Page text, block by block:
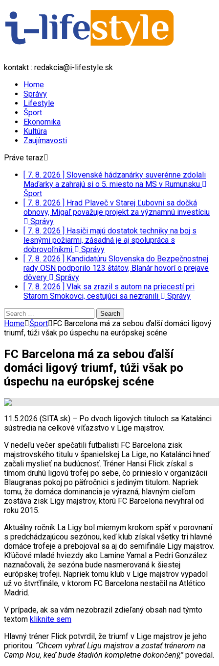
kontakt : redakcia@i-lifestyle.sk
Home
Správy
Lifestyle
Šport
Ekonomika
Kultúra
Zaujímavosti
Práve teraz
[ 7. 8. 2026 ] Slovenské hádzanárky suverénne zdolali
Maďarky a zahrajú si o 5. miesto na MS v Rumunsku
Šport
[ 7. 8. 2026 ] Hrad Plaveč v Starej Ľubovni sa dočká
obnovy, Migaľ považuje projekt za významnú investíciu
Správy
[ 7. 8. 2026 ] Hasiči majú dostatok techniky na boj s
lesnými požiarmi, zásadná je aj spolupráca s
dobrovoľníkmi
Správy
[ 7. 8. 2026 ] Kandidatúru Slovenska do Bezpečnostnej
rady OSN podporilo 123 štátov, Blanár hovorí o prejave
dôvery
Správy
[ 7. 8. 2026 ] Vlak sa zrazil s autom na priecestí pri
Starom Smokovci, cestujúci sa nezranili
Správy
Search
for:
Home Šport FC Barcelona má za sebou ďalší domáci ligový
triumf, túži však po úspechu na európskej scéne
FC Barcelona má za sebou ďalší
domáci ligový triumf, túži však po
úspechu na európskej scéne
11.5.2026 (SITA.sk) – Po dvoch ligových tituloch sa Katalánci
sústredia na celkové víťazstvo v Lige majstrov.
V nedeľu večer spečatili futbalisti FC Barcelona zisk
majstrovského titulu v španielskej La Lige, no Katalánci hneď
začali myslieť na budúcnosť. Tréner Hansi Flick získal s
tímom druhú ligovú trofej po sebe, čo prinieslo v organizácii
Blaugranas pokoj po päťročnici s jediným titulom. Napriek
tomu, že domáca dominancia je výrazná, hlavným cieľom
zostáva zisk Ligy majstrov, ktorú FC Barcelona nevyhral od
roku 2015.
Aktuálny ročník La Ligy bol miernym krokom späť v porovnaní
s predchádzajúcou sezónou, keď klub získal všetky tri hlavné
domáce trofeje a prebojoval sa aj do semifinále Ligy majstrov.
Kľúčové mladé hviezdy ako Lamine Yamal a Pedri González
naznačovali, že sezóna bude nasmerovaná k šiestej
európskej trofeji. Napriek tomu klub v Lige majstrov vypadol
už vo štvrťfinále, v ktorom FC Barcelona nestačil na Atlético
Madrid.
V prípade, ak sa vám nezobrazil zdieľaný obsah nad týmto
textom kliknite sem
Hlavný tréner Flick potvrdil, že triumf v Lige majstrov je jeho
prioritou. “Chcem vyhrať Ligu majstrov a zostať trénerom na
Camp Nou, keď bude štadión kompletne dokončený,”povedal.